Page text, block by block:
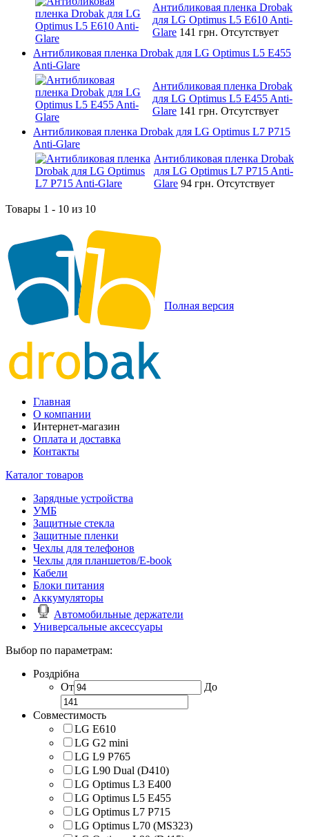
Антибликовая пленка Drobak
для LG Optimus L5 E610 Anti-
Glare 141 грн. Отсутствует
Антибликовая пленка Drobak для LG Optimus L5 E455
Anti-Glare
Антибликовая пленка Drobak
для LG Optimus L5 E455 Anti-
Glare 141 грн. Отсутствует
Антибликовая пленка Drobak для LG Optimus L7 P715
Anti-Glare
Антибликовая пленка Drobak
для LG Optimus L7 P715 Anti-
Glare 94 грн. Отсутствует
Товары 1 - 10 из 10
Полная версия
Главная
О компании
Интернет-магазин
Оплата и доставка
Контакты
Каталог товаров
Зарядные устройства
УМБ
Защитные стекла
Защитные пленки
Чехлы для телефонов
Чехлы для планшетов/E-book
Кабели
Блоки питания
Аккумуляторы
Автомобильные держатели
Универсальные аксессуары
Выбор по параметрам:
Роздрібна
От
До
Совместимость
LG E610
LG G2 mini
LG L9 P765
LG L90 Dual (D410)
LG Optimus L3 E400
LG Optimus L5 E455
LG Optimus L7 P715
LG Optimus L70 (MS323)